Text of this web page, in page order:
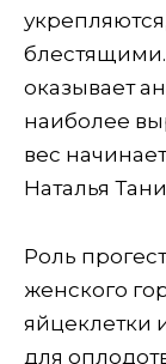
блестящими.
оказывает
наиболее
вес
Наталья
Роль
женского
яйцеклетки
для